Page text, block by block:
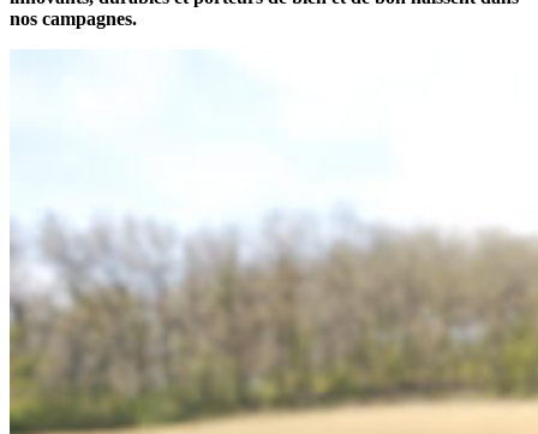
nos campagnes.